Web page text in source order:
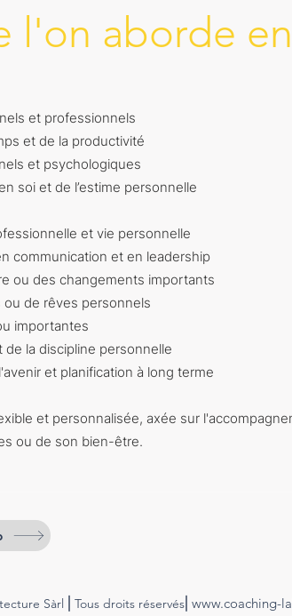
l'on aborde
et professionnels
et de la productivité
et psychologiques
soi et de l’estime personnelle
et vie personnelle
communication et en leadership
ou des changements importants
de rêves personnels
importantes
la discipline personnelle
et planification à long terme
et personnalisée, axée sur
ou de son bien-être.
Sàrl Tous droits réservés www.coaching-